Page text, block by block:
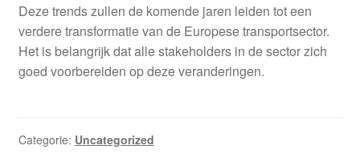
Deze trends zullen de komende jaren leiden tot een
verdere transformatie van de Europese transportsector.
Het is belangrijk dat alle stakeholders in de sector zich
goed voorbereiden op deze veranderingen.
Categorie: Uncategorized